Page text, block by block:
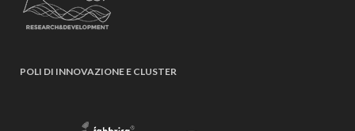
POLI DI INNOVAZIONE E CLUSTER